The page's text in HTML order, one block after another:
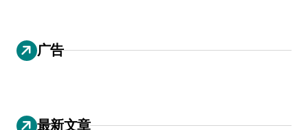
广告
最新文章